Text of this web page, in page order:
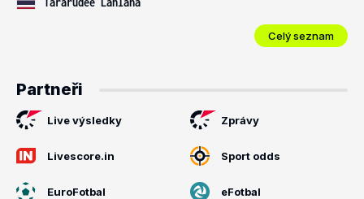
Celý seznam
Partneři
Live výsledky Zprávy
Livescore.in Sport odds
EuroFotbal eFotbal